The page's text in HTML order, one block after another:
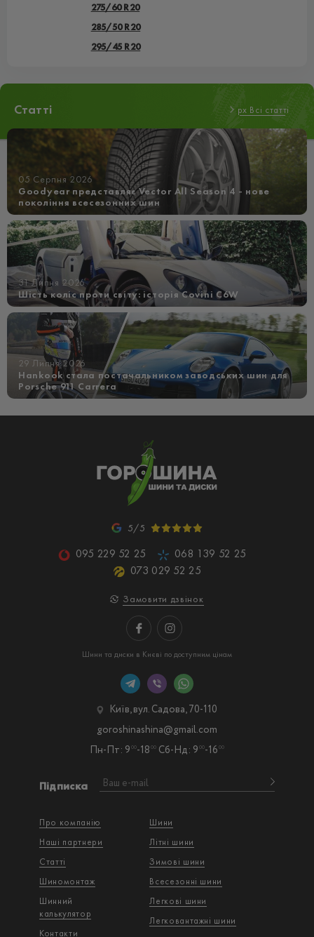
275/60 R20
285/50 R20
295/45 R20
Статті px Всі статті
05 Серпня 2026
Goodyear представляє Vector All Season 4 - нове
покоління всесезонних шин
31 Липня 2026
Шість коліс проти світу: історія Covini C6W
29 Липня 2026
Hankook стала постачальником заводських шин для
Porsche 911 Carrera
5/5
095 229 52 25
068 139 52 25
073 029 52 25
Замовити дзвінок
Шини та диски в Києві по доступним цінам
Про компанію
Наші партнери
Статті
Шиномонтаж
Шинний
калькулятор
Контакти
Шини
Літні шини
Зимові шини
Всесезонні шини
Легкові шини
Легковантажнi шини
Підписка
Київ, вул. Садова, 70-110
Пн-Пт: 9 00-18 00 Сб-Нд: 9 00-16 00
goroshinashina@gmail.com